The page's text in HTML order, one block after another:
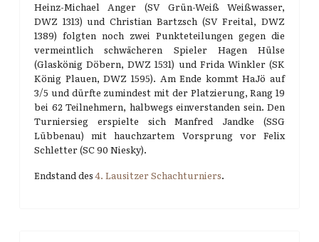
Heinz-Michael Anger (SV Grün-Weiß Weißwasser,
DWZ 1313) und Christian Bartzsch (SV Freital, DWZ
1389) folgten noch zwei Punkteteilungen gegen die
vermeintlich schwächeren Spieler Hagen Hülse
(Glaskönig Döbern, DWZ 1531) und Frida Winkler (SK
König Plauen, DWZ 1595). Am Ende kommt HaJö auf
3/5 und dürfte zumindest mit der Platzierung, Rang 19
bei 62 Teilnehmern, halbwegs einverstanden sein. Den
Turniersieg erspielte sich Manfred Jandke (SSG
Lübbenau) mit hauchzartem Vorsprung vor Felix
Schletter (SC 90 Niesky).
Endstand des4. Lausitzer Schachturniers.